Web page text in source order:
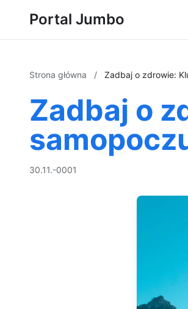
Portal Jumbo
Strona główna / Zadbaj o zdrowie:
Zadbaj o
30.11.-0001